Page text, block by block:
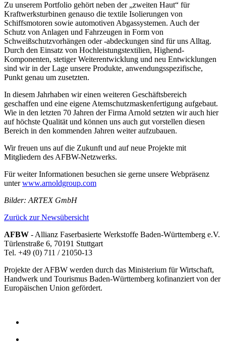
Zu unserem Portfolio gehört neben der „zweiten Haut“ für
Kraftwerksturbinen genauso die textile Isolierungen von
Schiffsmotoren sowie automotiven Abgassystemen. Auch der
Schutz von Anlagen und Fahrzeugen in Form von
Schweißschutzvorhängen oder -abdeckungen sind für uns Alltag.
Durch den Einsatz von Hochleistungstextilien, Highend-
Komponenten, stetiger Weiterentwicklung und neu Entwicklungen
sind wir in der Lage unsere Produkte, anwendungsspezifische,
Punkt genau um zusetzten.
In diesem Jahrhaben wir einen weiteren Geschäftsbereich
geschaffen und eine eigene Atemschutzmaskenfertigung aufgebaut.
Wie in den letzten 70 Jahren der Firma Arnold setzten wir auch hier
auf höchste Qualität und können uns auch gut vorstellen diesen
Bereich in den kommenden Jahren weiter aufzubauen.
Wir freuen uns auf die Zukunft und auf neue Projekte mit
Mitgliedern des AFBW-Netzwerks.
Für weiter Informationen besuchen sie gerne unsere Webpräsenz
unterwww.arnoldgroup.com
Bilder: ARTEX GmbH
Zurück zur Newsübersicht
AFBW - Allianz Faserbasierte Werkstoffe Baden-Württemberg e.V.
Türlenstraße 6, 70191 Stuttgart
Tel. +49 (0) 711 / 21050-13
Projekte der AFBW werden durch das Ministerium für Wirtschaft,
Handwerk und Tourismus Baden-Württemberg kofinanziert von der
Europäischen Union gefördert.